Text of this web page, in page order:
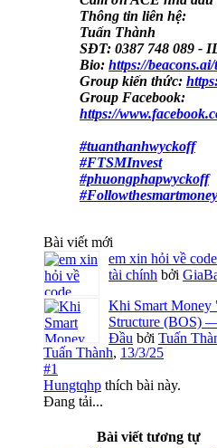
Thông tin liên hệ:
Tuấn Thành
SĐT: 0387 748 089 -
Bio: https://
Group kiến thức:
Group Facebook:
https://
#tuanthanhwyckoff
#FTSMInvest
#phuongphapwyckoff
#Followthesmartmoney
Bài viết mới
em xin hỏi về
tài chính bởi
Khi Smart
Structure (BOS)
Đầu bởi Tuấn
Tuấn Thành, 13/3/25
#1
Hungtqhp thích bài này.
Đang tải...
Bài viết tương tự